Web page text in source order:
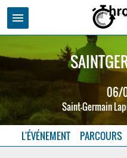
menu
06/
Saint-Germain
L'ÉVÉNEMENT PARCOURS